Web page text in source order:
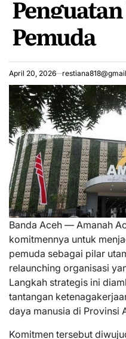
Pemuda
April 20, 2026
Banda Aceh — Amanah
komitmennya untuk
pemuda sebagai pilar
relaunching organisasi
Langkah strategis ini
tantangan
daya manusia di Provinsi
Komitmen tersebut